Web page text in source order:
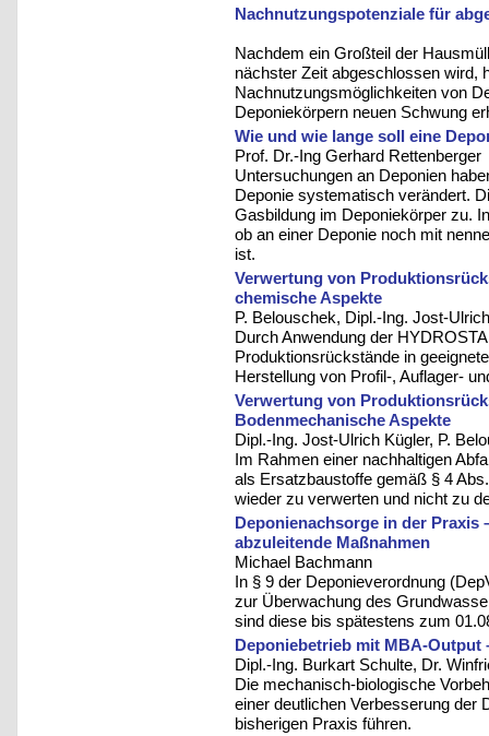
Nachnutzungspotenziale für
Nachdem ein Großteil der
nächster Zeit abgeschlossen wird,
Nachnutzungsmöglichkeiten von
Deponiekörpern neuen Schwung
Wie und wie lange soll eine
Prof. Dr.-Ing Gerhard Rettenberger
Untersuchungen an Deponien
Deponie systematisch verändert.
Gasbildung im Deponiekörper zu.
ob an einer Deponie noch mit
ist.
Verwertung von
chemische Aspekte
P. Belouschek, Dipl.-Ing. Jost-
Durch Anwendung der
Produktionsrückstände in
Herstellung von Profil-, Auflager-
Verwertung von
Bodenmechanische Aspekte
Dipl.-Ing. Jost-Ulrich Kügler, P.
Im Rahmen einer nachhaltigen
als Ersatzbaustoffe gemäß § 4
wieder zu verwerten und nicht zu
Deponienachsorge in der Praxis
abzuleitende Maßnahmen
Michael Bachmann
In § 9 der Deponieverordnung
zur Überwachung des
sind diese bis spätestens zum
Deponiebetrieb mit MBA-Output
Dipl.-Ing. Burkart Schulte, Dr.
Die mechanisch-biologische
einer deutlichen Verbesserung der
bisherigen Praxis führen.